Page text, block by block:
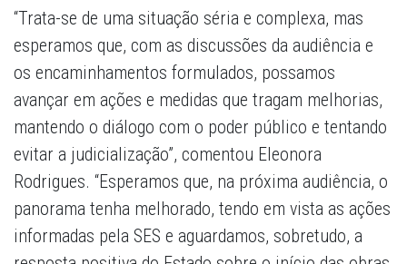
“Trata-se de uma situação séria e complexa, mas
esperamos que, com as discussões da audiência e
os encaminhamentos formulados, possamos
avançar em ações e medidas que tragam melhorias,
mantendo o diálogo com o poder público e tentando
evitar a judicialização”, comentou Eleonora
Rodrigues. “Esperamos que, na próxima audiência, o
panorama tenha melhorado, tendo em vista as ações
informadas pela SES e aguardamos, sobretudo, a